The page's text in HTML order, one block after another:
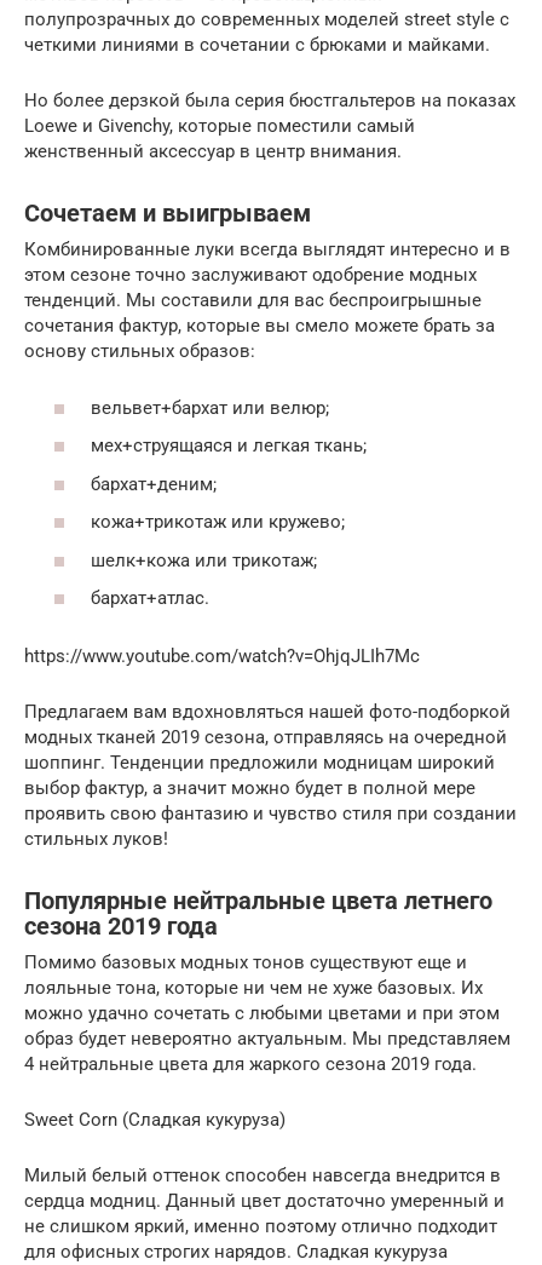
полупрозрачных до современных моделей street style с
четкими линиями в сочетании с брюками и майками.
Но более дерзкой была серия бюстгальтеров на показах
Loewe и Givenchy, которые поместили самый
женственный аксессуар в центр внимания.
Сочетаем и выигрываем
Комбинированные луки всегда выглядят интересно и в
этом сезоне точно заслуживают одобрение модных
тенденций. Мы составили для вас беспроигрышные
сочетания фактур, которые вы смело можете брать за
основу стильных образов:
вельвет+бархат или велюр;
мех+струящаяся и легкая ткань;
бархат+деним;
кожа+трикотаж или кружево;
шелк+кожа или трикотаж;
бархат+атлас.
https://www.youtube.com/watch?v=OhjqJLIh7Mc
Предлагаем вам вдохновляться нашей фото-подборкой
модных тканей 2019 сезона, отправляясь на очередной
шоппинг. Тенденции предложили модницам широкий
выбор фактур, а значит можно будет в полной мере
проявить свою фантазию и чувство стиля при создании
стильных луков!
Популярные нейтральные цвета летнего
сезона 2019 года
Помимо базовых модных тонов существуют еще и
лояльные тона, которые ни чем не хуже базовых. Их
можно удачно сочетать с любыми цветами и при этом
образ будет невероятно актуальным. Мы представляем
4 нейтральные цвета для жаркого сезона 2019 года.
Sweet Corn (Сладкая кукуруза)
Милый белый оттенок способен навсегда внедрится в
сердца модниц. Данный цвет достаточно умеренный и
не слишком яркий, именно поэтому отлично подходит
для офисных строгих нарядов. Сладкая кукуруза